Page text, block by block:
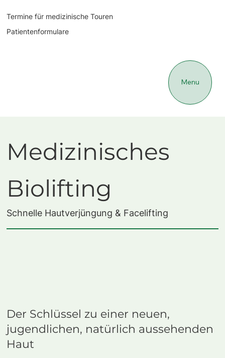
Termine für medizinische Touren
Patientenformulare
Menu
Medizinisches
Biolifting
Schnelle Hautverjüngung & Facelifting
Der Schlüssel zu einer neuen,
jugendlichen, natürlich aussehenden
Haut